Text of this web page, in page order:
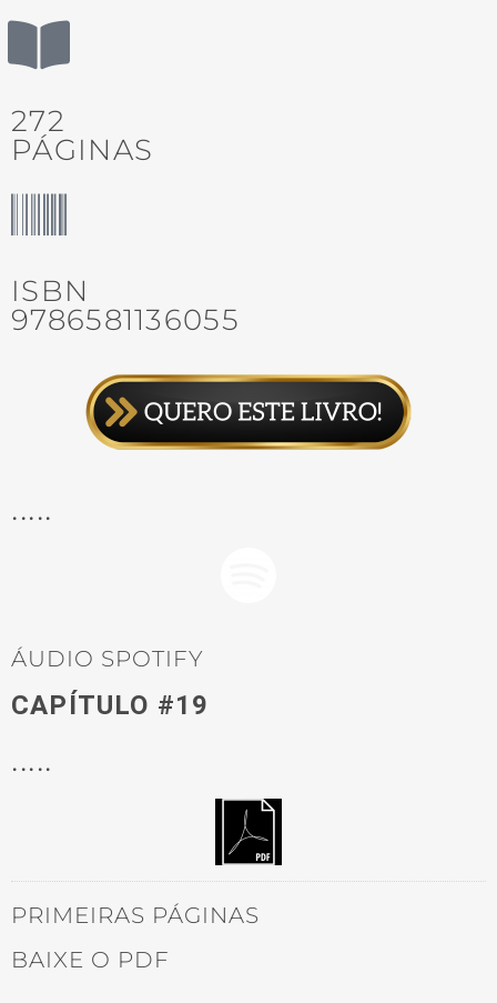
272
PÁGINAS
ISBN
9786581136055
.....
ÁUDIO SPOTIFY
CAPÍTULO #19
.....
PRIMEIRAS PÁGINAS
BAIXE O PDF